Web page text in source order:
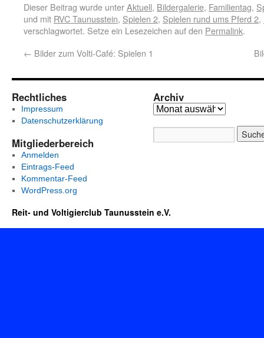
Dieser Beitrag wurde unterAktuell, Bildergalerie, Familientag,
und mit RVC Taunusstein, Spielen 2, Spielen rund ums Pferd 2,
verschlagwortet. Setze ein Lesezeichen auf den Permalink.
← Bilder zum Volti-Café: Spielen 1
Rechtliches
Impressum
Datenschutzerklärung
Mitgliederbereich
Anmelden
Eintrags-Feed
Kommentar-Feed
WordPress.org
Archiv
Reit- und Voltigierclub Taunusstein e.V.